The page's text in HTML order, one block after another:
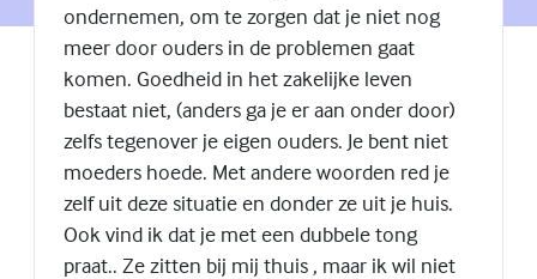
ondernemen, om te zorgen dat je niet nog
meer door ouders in de problemen gaat
komen. Goedheid in het zakelijke leven
bestaat niet, (anders ga je er aan onder door)
zelfs tegenover je eigen ouders. Je bent niet
moeders hoede. Met andere woorden red je
zelf uit deze situatie en donder ze uit je huis.
Ook vind ik dat je met een dubbele tong
praat.. Ze zitten bij mij thuis , maar ik wil niet